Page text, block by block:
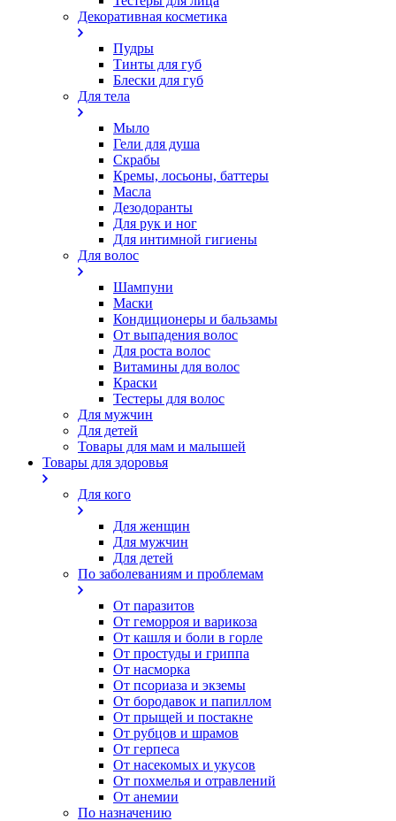
Декоративная косметика
Пудры
Тинты для губ
Блески для губ
Для тела
Мыло
Гели для душа
Скрабы
Кремы, лосьоны, баттеры
Масла
Дезодоранты
Для рук и ног
Для интимной гигиены
Для волос
Шампуни
Маски
Кондиционеры и бальзамы
От выпадения волос
Для роста волос
Витамины для волос
Краски
Тестеры для волос
Для мужчин
Для детей
Товары для мам и малышей
Товары для здоровья
Для кого
Для женщин
Для мужчин
Для детей
По заболеваниям и проблемам
От паразитов
Oт геморроя и варикоза
От кашля и боли в горле
От простуды и гриппа
От насморка
Oт псориаза и экземы
От бородавок и папиллом
От прыщей и постакне
От рубцов и шрамов
От герпеса
От насекомых и укусов
От похмелья и отравлений
От анемии
По назначению